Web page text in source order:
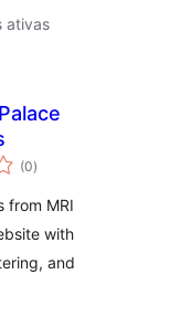
ativas
(0avaliações
totais
)
from MRI
with
and